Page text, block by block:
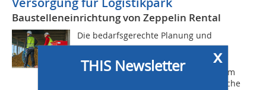
x
THIS Newsletter
Baustelleneinrichtung von Zeppelin Rental
Die bedarfsgerechte Planung und
Bauwasserinfrastruktur als auch des
temporären Stromnetzes ist bei diesem
Projekt aufgrund der enormen Baufläche